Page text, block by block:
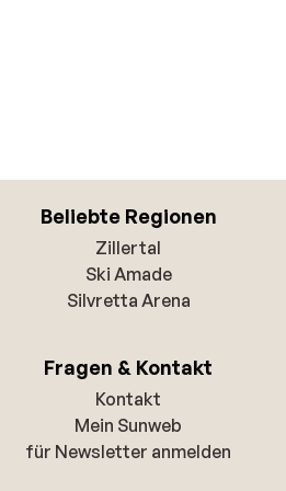
Beliebte Regionen
Zillertal
Ski Amade
Silvretta Arena
Fragen & Kontakt
Kontakt
Mein Sunweb
für Newsletter anmelden